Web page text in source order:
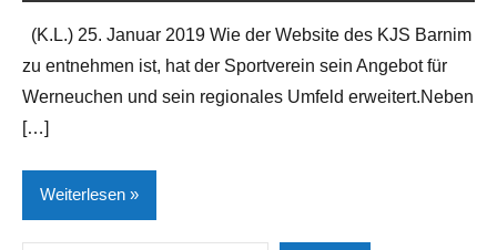
(K.L.) 25. Januar 2019 Wie der Website des KJS Barnim
zu entnehmen ist, hat der Sportverein sein Angebot für
Werneuchen und sein regionales Umfeld erweitert.Neben
[…]
Weiterlesen